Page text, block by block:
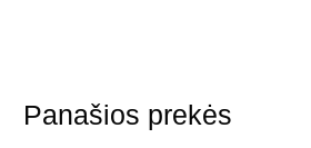
Panašios prekės